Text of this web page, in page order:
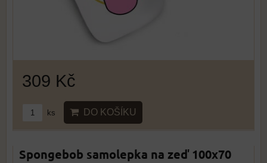
309 Kč
ks DO KOŠÍKU
Spongebob samolepka na zeď 100x70